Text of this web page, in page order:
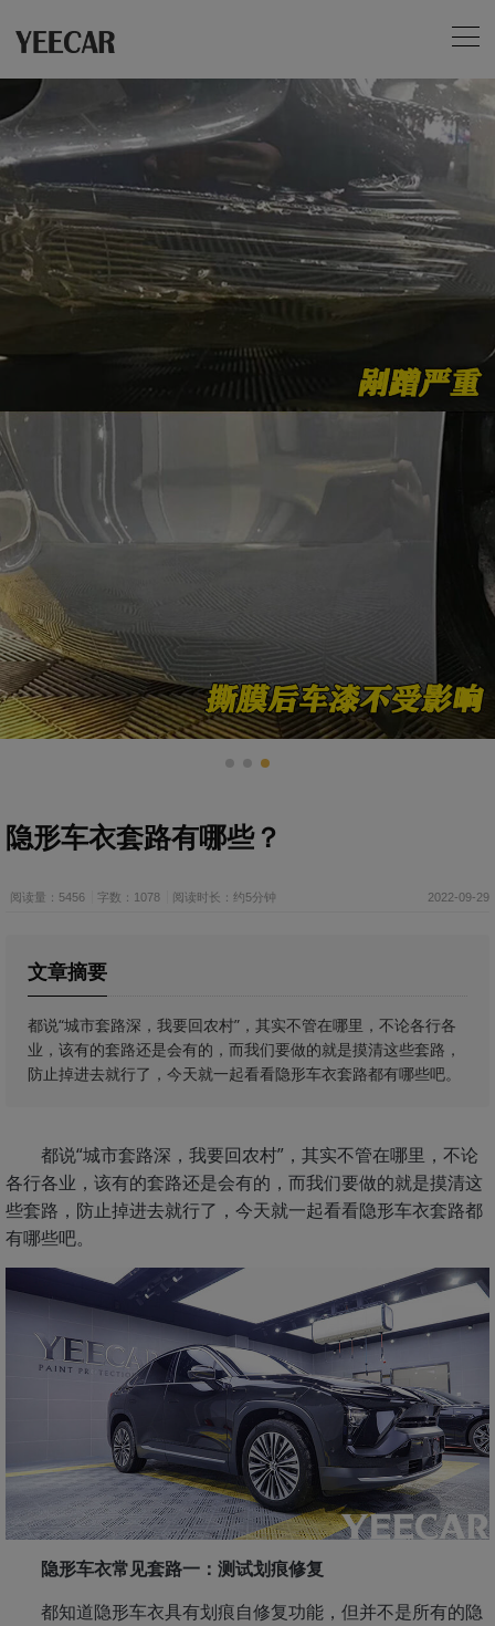
隐形车衣套路有哪些？
阅读量：5456 字数：1078 阅读时长：约5分钟 2022-09-29
文章摘要
都说“城市套路深，我要回农村”，其实不管在哪里，不论各行各
业，该有的套路还是会有的，而我们要做的就是摸清这些套路，
防止掉进去就行了，今天就一起看看隐形车衣套路都有哪些吧。
都说“城市套路深，我要回农村”，其实不管在哪里，不论
各行各业，该有的套路还是会有的，而我们要做的就是摸清这
些套路，防止掉进去就行了，今天就一起看看隐形车衣套路都
有哪些吧。
隐形车衣常见套路一：测试划痕修复
都知道隐形车衣具有划痕自修复功能，但并不是所有的隐